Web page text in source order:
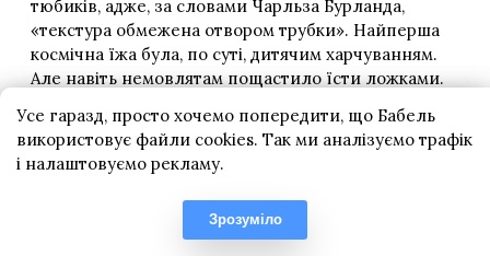
Усе гаразд, просто хочемо попередити, що Бабель
використовує файли cookies. Так ми аналізуємо трафік
і налаштовуємо рекламу.
Зрозуміло